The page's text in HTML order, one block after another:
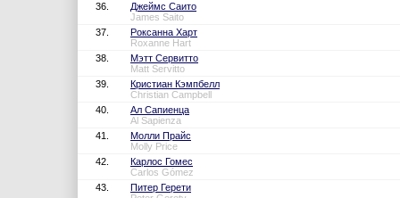
36.
Джеймс Саито
James Saito
37.
Роксанна Харт
Roxanne Hart
38.
Мэтт Сервитто
Matt Servitto
39.
Кристиан Кэмпбелл
Christian Campbell
40.
Ал Сапиенца
Al Sapienza
41.
Молли Прайс
Molly Price
42.
Карлос Гомес
Carlos Gómez
43.
Питер Герети